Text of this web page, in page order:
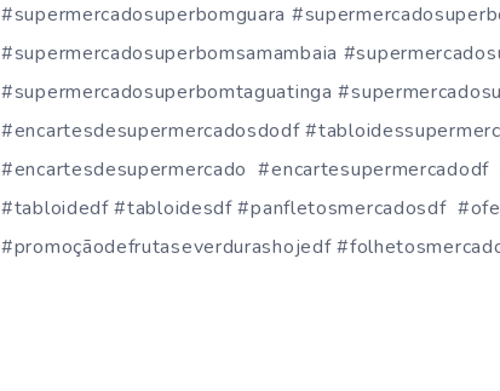
#supermercadosuperbomguara
#supermercadosuperbomsamambaia
#supermercadosuperbomtaguatinga
#encartesdesupermercadosdodf
#encartesdesupermercado
#tabloidedf #tabloidesdf #panfletosmercadosdf
#promoçãodefrutaseverdurashojedf